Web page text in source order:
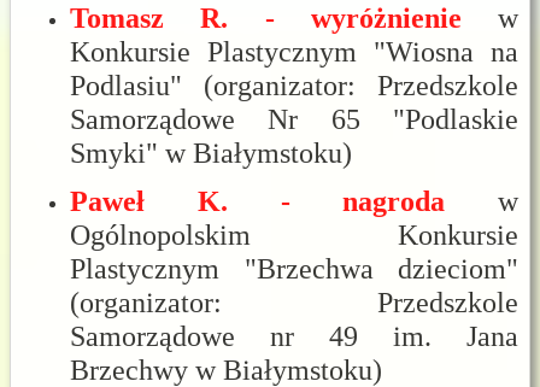
Tomasz R. - wyróżnienie w
Konkursie Plastycznym "Wiosna na
Podlasiu" (organizator: Przedszkole
Samorządowe Nr 65 "Podlaskie
Smyki" w Białymstoku)
Paweł K. - nagroda w
Ogólnopolskim Konkursie
Plastycznym "Brzechwa dzieciom"
(organizator: Przedszkole
Samorządowe nr 49 im. Jana
Brzechwy w Białymstoku)